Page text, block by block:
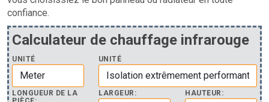
confiance.
Calculateur de chauffage infrarouge
UNITÉ UNITÉ
LONGUEUR DE LA
LARGEUR: HAUTEUR: